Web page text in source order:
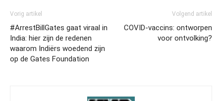
Vorig artikel
#ArrestBillGates gaat viraal in
India: hier zijn de redenen
waarom Indiërs woedend zijn
op de Gates Foundation
Volgend artikel
COVID-vaccins: ontworpen
voor ontvolking?